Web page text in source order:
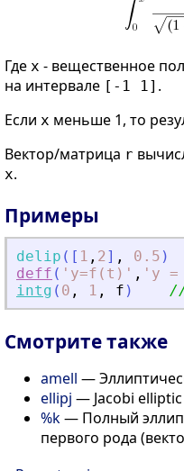
Где x - вещественное
на интервале [-1 1] .
Если x меньше 1, то
Вектор/матрица r
x.
Примеры
delip ( [ 1 , 2] , 0.5 )
deff ( ' y=f(t) ' , ' y
intg ( 0 , 1 , f ) //
Смотрите также
amell —
ellipj — Jacobi
%k— Полный
первого рода